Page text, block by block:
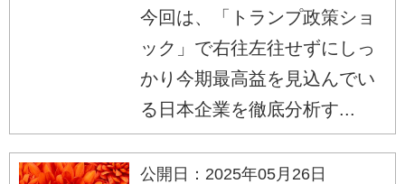
今回は、「トランプ政策ショ
ック」で右往左往せずにしっ
かり今期最高益を見込んでい
る日本企業を徹底分析す...
公開日：2025年05月26日